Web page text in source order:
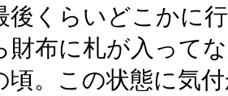
後くらいどこかに
財布に札が入って
頃。この状態に気